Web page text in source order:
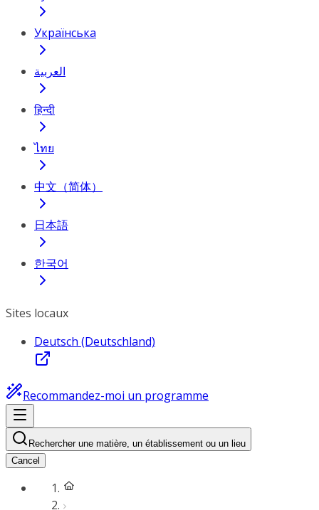
Українська
العربية
हिन्दी
ไทย
中文（简体）
日本語
한국어
Sites locaux
Deutsch (Deutschland)
Recommandez-moi un programme
Rechercher une matière, un établissement ou un lieu
Cancel